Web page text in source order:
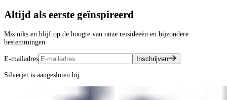
Altijd als eerste geïnspireerd
Mis niks en blijf op de hoogte van onze reisideeën en bijzondere
bestemmingen
E-mailadres Inschrijven
Silverjet is aangesloten bij: